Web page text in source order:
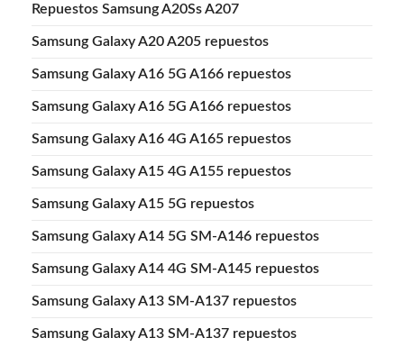
Repuestos Samsung A20Ss A207
Samsung Galaxy A20 A205 repuestos
Samsung Galaxy A16 5G A166 repuestos
Samsung Galaxy A16 5G A166 repuestos
Samsung Galaxy A16 4G A165 repuestos
Samsung Galaxy A15 4G A155 repuestos
Samsung Galaxy A15 5G repuestos
Samsung Galaxy A14 5G SM-A146 repuestos
Samsung Galaxy A14 4G SM-A145 repuestos
Samsung Galaxy A13 SM-A137 repuestos
Samsung Galaxy A13 SM-A137 repuestos